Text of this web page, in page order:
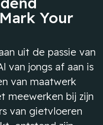
Your
uit de passie van
van jongs af aan is
van maatwerk
meewerken bij zijn
van gietvloeren